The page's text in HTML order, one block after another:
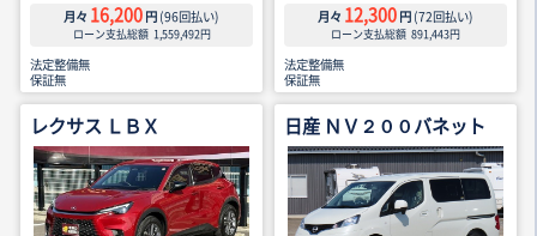
月々 16,200 円 (96回払い)
ローン支払総額 1,559,492円
法定整備無
保証無
月々 12,300 円 (72回払い)
ローン支払総額 891,443円
法定整備無
保証無
レクサス ＬＢＸ 日産 ＮＶ２００バネット